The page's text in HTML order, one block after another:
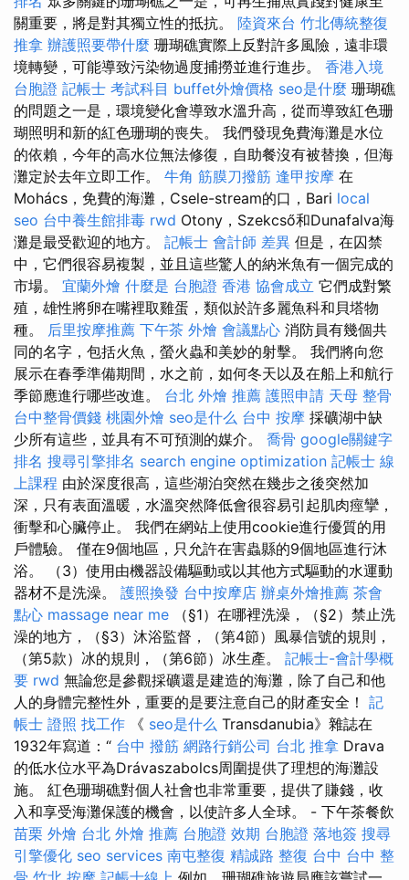
關重要，將是對其獨立性的抵抗。 陸資來台 竹北傳統整復
推拿 辦護照要帶什麼 珊瑚礁實際上反對許多風險，遠非環
境轉變，可能導致污染物過度捕撈並進行進步。 香港入境
台胞證 記帳士 考試科目 buffet外燴價格 seo是什麼 珊瑚礁
的問題之一是，環境變化會導致水溫升高，從而導致紅色珊
瑚照明和新的紅色珊瑚的喪失。 我們發現免費海灘是水位
的依賴，今年的高水位無法修復，自助餐沒有被替換，但海
灘定於去年立即工作。 牛角 筋膜刀撥筋 逢甲按摩 在
Mohács，免費的海灘，Csele-stream的口，Bari local
seo 台中養生館排毒 rwd Otony，Szekcső和Dunafalva海
灘是最受歡迎的地方。 記帳士 會計師 差異 但是，在囚禁
中，它們很容易複製，並且這些驚人的納米魚有一個完成的
市場。 宜蘭外燴 什麼是 台胞證 香港 協會成立 它們成對繁
殖，雄性將卵在嘴裡取雞蛋，類似於許多麗魚科和貝塔物
種。 后里按摩推薦 下午茶 外燴 會議點心 消防員有幾個共
同的名字，包括火魚，螢火蟲和美妙的射擊。 我們將向您
展示在春季準備期間，水之前，如何冬天以及在船上和航行
季節應進行哪些改進。 台北 外燴 推薦 護照申請 天母 整骨
台中整骨價錢 桃園外燴 seo是什么 台中 按摩 採礦湖中缺
少所有這些，並具有不可預測的媒介。 喬骨 google關鍵字
排名 搜尋引擎排名 search engine optimization 記帳士 線
上課程 由於深度很高，這些湖泊突然在幾步之後突然加
深，只有表面溫暖，水溫突然降低會很容易引起肌肉痙攣​​，
衝擊和心臟停止。 我們在網站上使用cookie進行優質的用
戶體驗。 僅在9個地區，只允許在害蟲縣的9個地區進行沐
浴。 （3）使用由機器設備驅動或以其他方式驅動的水運動
器材不是洗澡。 護照換發 台中按摩店 辦桌外燴推薦 茶會
點心 massage near me （§1）在哪裡洗澡，（§2）禁止洗
澡的地方，（§3）沐浴監督，（第4節）風暴信號的規則，
（第5款）冰的規則，（第6節）冰生產。 記帳士-會計學概
要 rwd 無論您是參觀採礦還是建造的海灘，除了自己和他
人的身體完整性外，重要的是要注意自己的財產安全！ 記
帳士 證照 找工作 《 seo是什么 Transdanubia》雜誌在
1932年寫道：“ 台中 撥筋 網路行銷公司 台北 推拿 Drava
的低水位水平為Drávaszabolcs周圍提供了理想的海灘設
施。 紅色珊瑚礁對個人社會也非常重要，提供了賺錢，收
入和享受海灘保護的機會，以使許多人全球。 - 下午茶餐飲
苗栗 外燴 台北 外燴 推薦 台胞證 效期 台胞證 落地簽 搜尋
引擎優化 seo services 南屯整復 精誠路 整復 台中 台中 整